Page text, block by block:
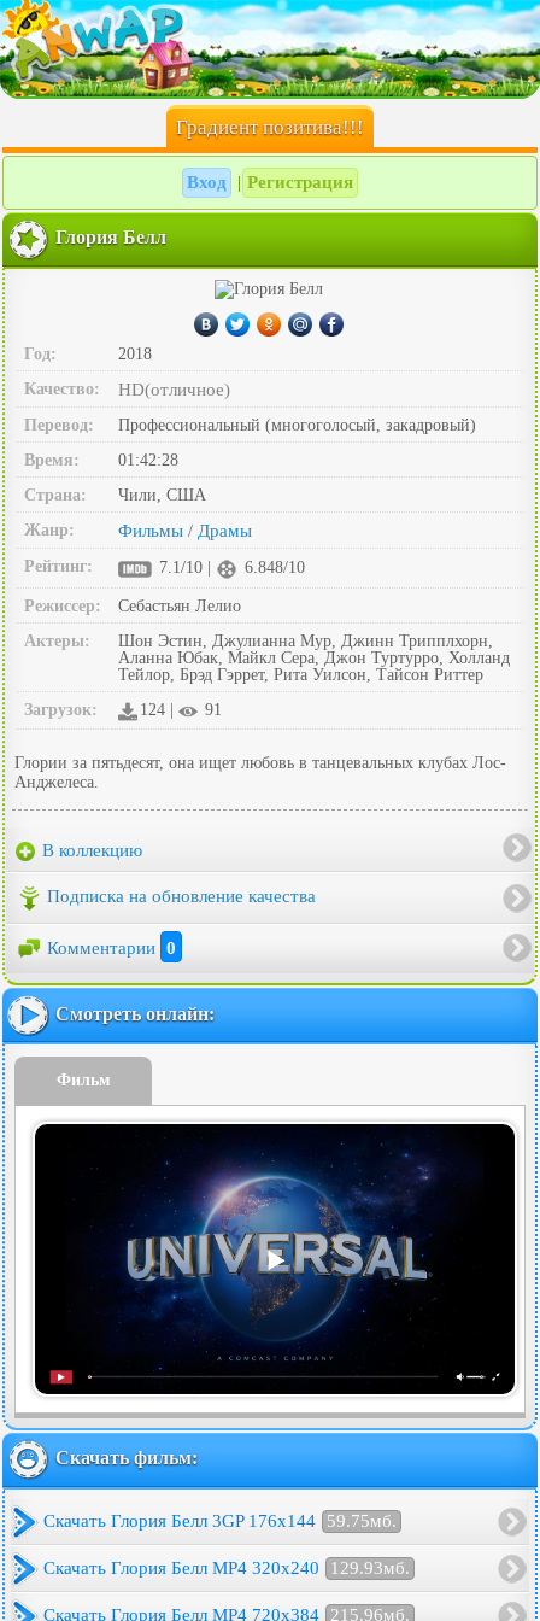
Градиент позитива!!!
Вход Регистрация
Глория Белл
Год:
2018
Качество:
HD(отличное)
Перевод:
Профессиональный (многоголосый, закадровый)
Время:
01:42:28
Страна:
Чили, США
Жанр:
Фильмы / Драмы
Рейтинг: 7.1/10 | 6.848/10
Режиссер:
Себастьян Лелио
Актеры:
Шон Эстин, Джулианна Мур, Джинн Трипплхорн,
Аланна Юбак, Майкл Сера, Джон Туртурро, Холланд
Тейлор, Брэд Гэррет, Рита Уилсон, Тайсон Риттер
Загрузок:
124 | 91
Глории за пятьдесят, она ищет любовь в танцевальных клубах Лос-
Анджелеса.
В коллекцию
Подписка на обновление качества
Комментарии 0
Смотреть онлайн:
Фильм
Скачать фильм:
Скачать Глория Белл 3GP 176x144 59.75мб.
Скачать Глория Белл MP4 320x240 129.93мб.
Скачать Глория Белл MP4 720x384 215.96мб.